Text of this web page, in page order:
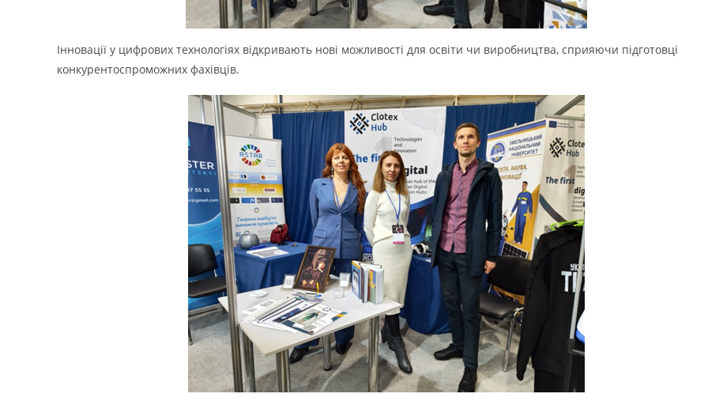
Інновації у цифрових технологіях відкривають нові можливості для освіти чи виробництва, сприяючи підготовці
конкурентоспроможних фахівців.